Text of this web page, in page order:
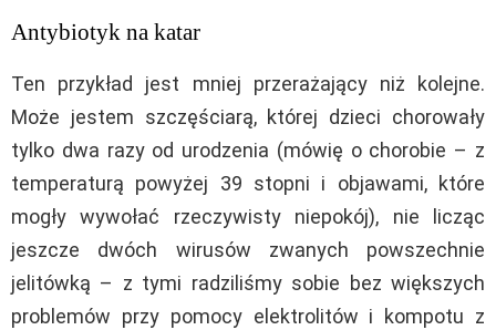
Antybiotyk na katar
Ten przykład jest mniej przerażający niż kolejne.
Może jestem szczęściarą, której dzieci chorowały
tylko dwa razy od urodzenia (mówię o chorobie – z
temperaturą powyżej 39 stopni i objawami, które
mogły wywołać rzeczywisty niepokój), nie licząc
jeszcze dwóch wirusów zwanych powszechnie
jelitówką – z tymi radziliśmy sobie bez większych
problemów przy pomocy elektrolitów i kompotu z